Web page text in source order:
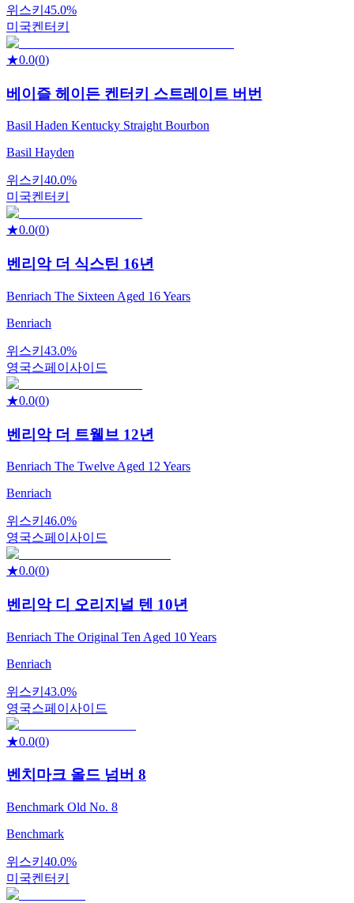
위스키 45.0%
미국켄터키
★0.0(0)
베이즐 헤이든 켄터키 스트레이트 버번
Basil Haden Kentucky Straight Bourbon
Basil Hayden
위스키 40.0%
미국켄터키
★0.0(0)
벤리악 더 식스틴 16년
Benriach The Sixteen Aged 16 Years
Benriach
위스키 43.0%
영국스페이사이드
★0.0(0)
벤리악 더 트웰브 12년
Benriach The Twelve Aged 12 Years
Benriach
위스키 46.0%
영국스페이사이드
★0.0(0)
벤리악 디 오리지널 텐 10년
Benriach The Original Ten Aged 10 Years
Benriach
위스키 43.0%
영국스페이사이드
★0.0(0)
벤치마크 올드 넘버 8
Benchmark Old No. 8
Benchmark
위스키 40.0%
미국켄터키